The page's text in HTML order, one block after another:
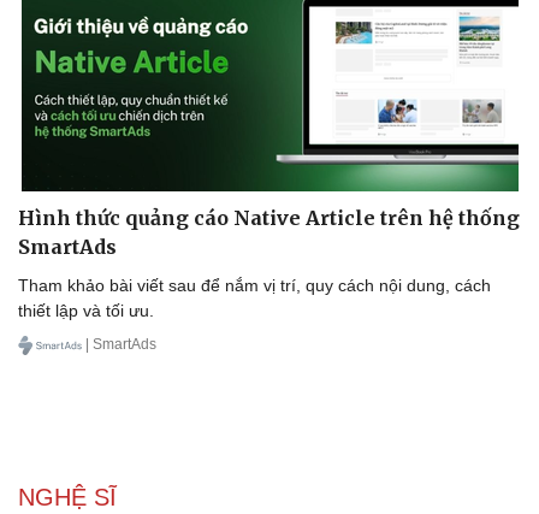
Tư vấn
Săn Tour
check-in
Podcast
Câu chuyện thời sự
Đọc truyện đêm khuya
Hạt giống tâm hồn
Hình thức quảng cáo Native Article trên hệ thống
SmartAds
Tham khảo bài viết sau để nắm vị trí, quy cách nội dung, cách
thiết lập và tối ưu.
| SmartAds
NGHỆ SĨ